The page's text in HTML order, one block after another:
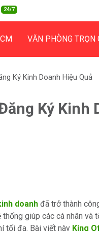
24/7
VĂN PHÒNG TRỌN
Ký Kinh Doanh Hiệu Quả
Ký Kinh
doanh đã trở thành
giúp các cá nhân và
tối đa. Bài viết này King